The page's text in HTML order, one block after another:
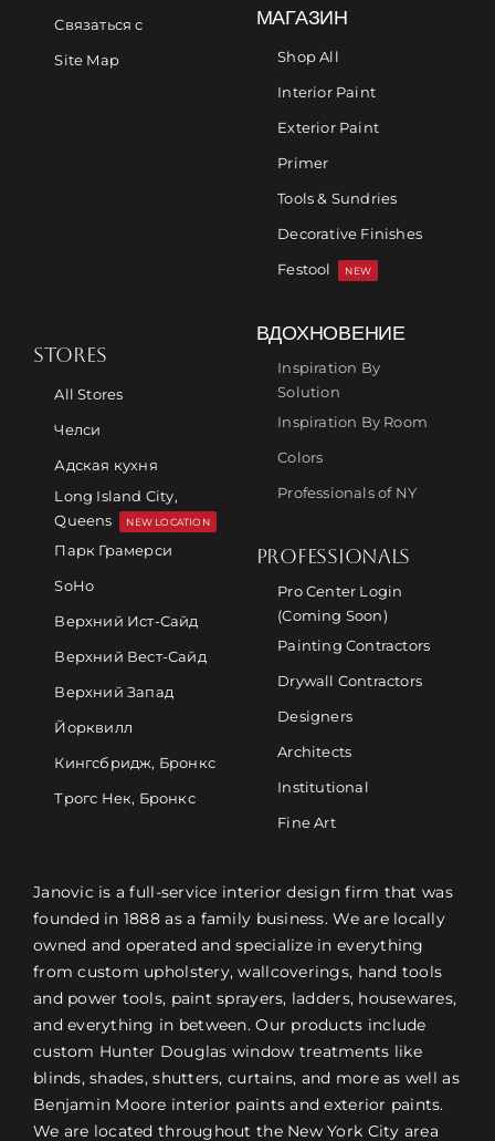
Связаться с
Site Map
МАГАЗИН
Shop All
Interior Paint
Exterior Paint
Primer
Tools & Sundries
Decorative Finishes
Festool
NEW
STORES
All Stores
Челси
Адская кухня
Long Island City,
Queens
NEW LOCATION
Парк Грамерси
SoHo
Верхний Ист-Сайд
Верхний Вест-Сайд
Верхний Запад
Йорквилл
Кингсбридж, Бронкс
Трогс Нек, Бронкс
ВДОХНОВЕНИЕ
Inspiration By
Solution
Inspiration By Room
Colors
Professionals of NY
PROFESSIONALS
Pro Center Login
(Coming Soon)
Painting Contractors
Drywall Contractors
Designers
Architects
Institutional
Fine Art
Janovic is a full-service interior design firm that was
founded in 1888 as a family business. We are locally
owned and operated and specialize in everything
from custom upholstery, wallcoverings, hand tools
and power tools, paint sprayers, ladders, housewares,
and everything in between. Our products include
custom Hunter Douglas window treatments like
blinds, shades, shutters, curtains, and more as well as
Benjamin Moore interior paints and exterior paints.
We are located throughout the New York City area